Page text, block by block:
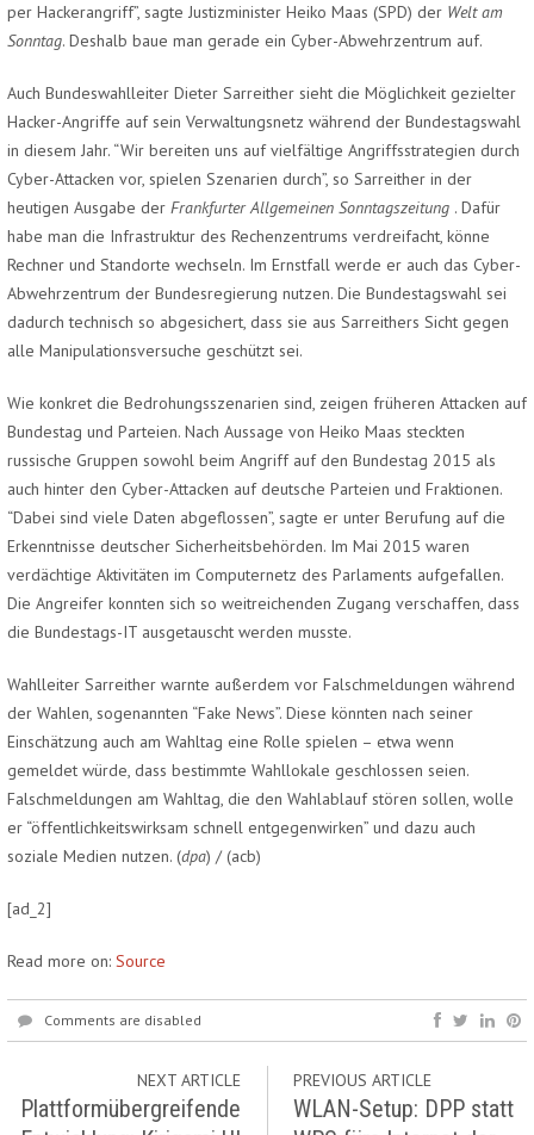
per Hackerangriff”, sagte Justizminister Heiko Maas (SPD) der Welt am
Sonntag. Deshalb baue man gerade ein Cyber-Abwehrzentrum auf.
Auch Bundeswahlleiter Dieter Sarreither sieht die Möglichkeit gezielter
Hacker-Angriffe auf sein Verwaltungsnetz während der Bundestagswahl
in diesem Jahr. “Wir bereiten uns auf vielfältige Angriffsstrategien durch
Cyber-Attacken vor, spielen Szenarien durch”, so Sarreither in der
heutigen Ausgabe der Frankfurter Allgemeinen Sonntagszeitung . Dafür
habe man die Infrastruktur des Rechenzentrums verdreifacht, könne
Rechner und Standorte wechseln. Im Ernstfall werde er auch das Cyber-
Abwehrzentrum der Bundesregierung nutzen. Die Bundestagswahl sei
dadurch technisch so abgesichert, dass sie aus Sarreithers Sicht gegen
alle Manipulationsversuche geschützt sei.
Wie konkret die Bedrohungsszenarien sind, zeigen früheren Attacken auf
Bundestag und Parteien. Nach Aussage von Heiko Maas steckten
russische Gruppen sowohl beim Angriff auf den Bundestag 2015 als
auch hinter den Cyber-Attacken auf deutsche Parteien und Fraktionen.
“Dabei sind viele Daten abgeflossen”, sagte er unter Berufung auf die
Erkenntnisse deutscher Sicherheitsbehörden. Im Mai 2015 waren
verdächtige Aktivitäten im Computernetz des Parlaments aufgefallen.
Die Angreifer konnten sich so weitreichenden Zugang verschaffen, dass
die Bundestags-IT ausgetauscht werden musste.
Wahlleiter Sarreither warnte außerdem vor Falschmeldungen während
der Wahlen, sogenannten “Fake News”. Diese könnten nach seiner
Einschätzung auch am Wahltag eine Rolle spielen – etwa wenn
gemeldet würde, dass bestimmte Wahllokale geschlossen seien.
Falschmeldungen am Wahltag, die den Wahlablauf stören sollen, wolle
er “öffentlichkeitswirksam schnell entgegenwirken” und dazu auch
soziale Medien nutzen. (dpa) /(acb)
[ad_2]
Read more on: Source
Comments are disabled
NEXT ARTICLE
Plattformübergreifende
PREVIOUS ARTICLE
WLAN-Setup: DPP statt